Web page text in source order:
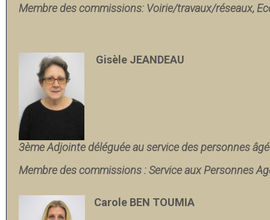
Membre des commissions: Voirie/travaux/réseaux,
Gisèle JEANDEAU
3ème Adjointe déléguée au service des personnes
Membre des commissions : Service aux Personnes
Carole BEN TOUMIA